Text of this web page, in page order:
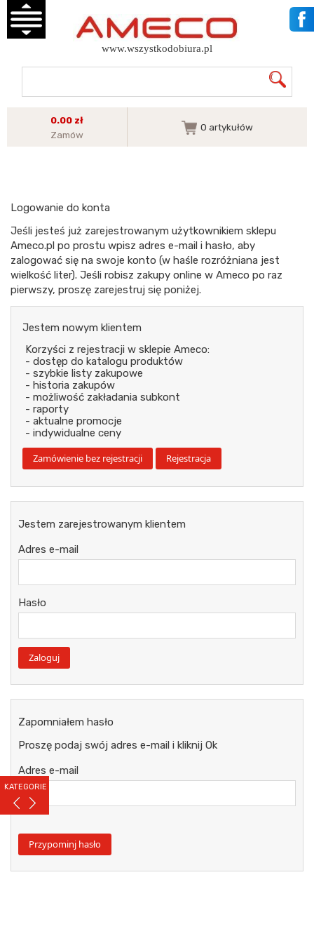
KATEGORIE
www.wszystkodobiura.pl
0.00 zł
Zamów
0 artykułów
Logowanie do konta
Jeśli jesteś już zarejestrowanym użytkownikiem sklepu
Ameco.pl po prostu wpisz adres e-mail i hasło, aby
zalogować się na swoje konto (w haśle rozróżniana jest
wielkość liter). Jeśli robisz zakupy online w Ameco po raz
pierwszy, proszę zarejestruj się poniżej.
Jestem nowym klientem
Korzyści z rejestracji w sklepie Ameco:
- dostęp do katalogu produktów
- szybkie listy zakupowe
- historia zakupów
- możliwość zakładania subkont
- raporty
- aktualne promocje
- indywidualne ceny
Jestem zarejestrowanym klientem
Adres e-mail
Hasło
Zapomniałem hasło
Proszę podaj swój adres e-mail i kliknij Ok
Adres e-mail